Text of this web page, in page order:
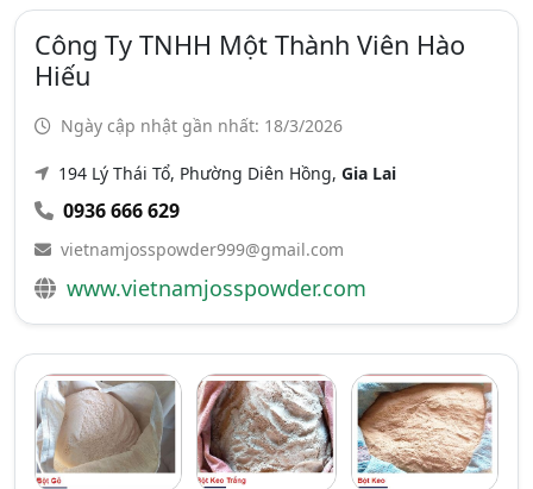
Công Ty TNHH Một Thành Viên Hào
Hiếu
Ngày cập nhật gần nhất: 18/3/2026
194 Lý Thái Tổ, Phường Diên Hồng, Gia Lai
0936 666 629
vietnamjosspowder999@gmail.com
www.vietnamjosspowder.com